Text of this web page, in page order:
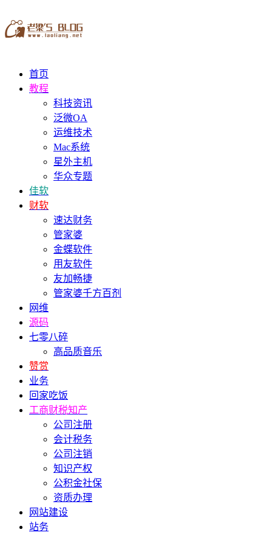
首页
教程
科技资讯
泛微OA
运维技术
Mac系统
星外主机
华众专题
佳软
财软
速达财务
管家婆
金蝶软件
用友软件
友加畅捷
管家婆千方百剂
网维
源码
七零八碎
高品质音乐
赞赏
业务
回家吃饭
工商财税知产
公司注册
会计税务
公司注销
知识产权
公积金社保
资质办理
网站建设
站务